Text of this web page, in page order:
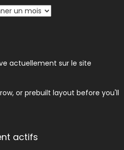
actuellement sur le site
or prebuilt layout before you'll
actifs